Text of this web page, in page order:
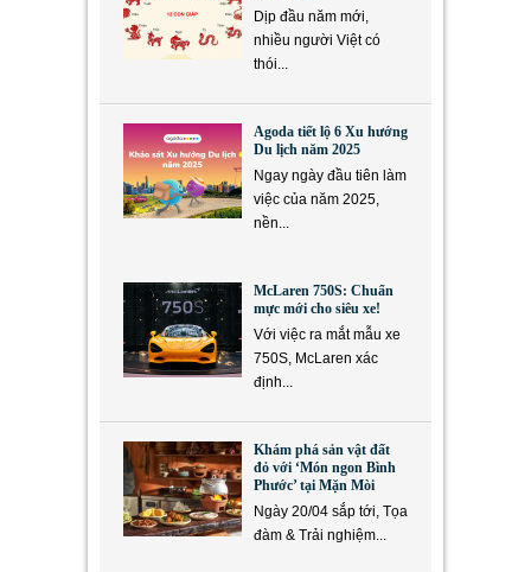
Dịp đầu năm mới,
nhiều người Việt có
thói...
Agoda tiết lộ 6 Xu hướng
Du lịch năm 2025
Ngay ngày đầu tiên làm
việc của năm 2025,
nền...
McLaren 750S: Chuẩn
mực mới cho siêu xe!
Với việc ra mắt mẫu xe
750S, McLaren xác
định...
Khám phá sản vật đất
đỏ với ‘Món ngon Bình
Phước’ tại Mặn Mòi
Ngày 20/04 sắp tới, Tọa
đàm & Trải nghiệm...